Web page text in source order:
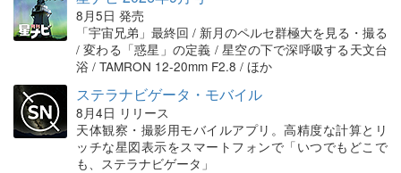
8月5日 発売
「宇宙兄弟」最終回 / 新月のペルセ群極大を見る・撮る
/ 変わる「惑星」の定義 / 星空の下で深呼吸する天文台
浴 / TAMRON 12-20mm F2.8 / ほか
ステラナビゲータ・モバイル
8月4日 リリース
天体観察・撮影用モバイルアプリ。高精度な計算とリ
ッチな星図表示をスマートフォンで「いつでもどこで
も、ステラナビゲータ」